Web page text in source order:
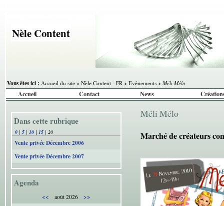
Nèle Content
Vous êtes ici : Accueil du site > Nèle Content - FR > Evénements > Méli Mélo
Accueil Contact News
Dans cette rubrique
0 | 5 | 10 | 15 | 20
Vente privée Décembre 2006
Vente privée Décembre 2007
Agenda
<< août 2026
>>
Méli Mélo
Marché de créateurs